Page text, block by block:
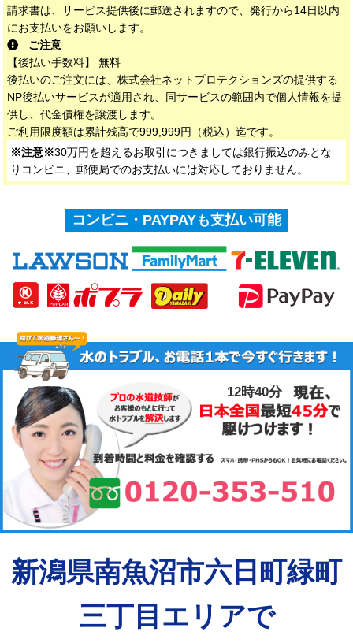
請求書は、サービス提供後に郵送されますので、発行から14日以内
にお支払いをお願いします。
ご注意
【後払い手数料】 無料
後払いのご注文には、株式会社ネットプロテクションズの提供する
NP後払いサービスが適用され、同サービスの範囲内で個人情報を提
供し、代金債権を譲渡します。
ご利用限度額は累計残高で999,999円（税込）迄です。
※注意※30万円を超えるお取引につきましては銀行振込のみとな
りコンビニ、郵便局でのお支払いには対応しておりません。
コンビニ・PAYPAYも支払い可能
12時40分
新潟県南魚沼市六日町緑町
三丁目エリアで